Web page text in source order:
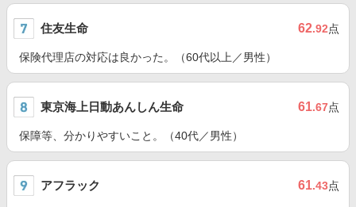
住友生命 62.92点
保険代理店の対応は良かった。（60代以上／男性）
東京海上日動あんしん生命 61.67点
保障等、分かりやすいこと。（40代／男性）
アフラック 61.43点